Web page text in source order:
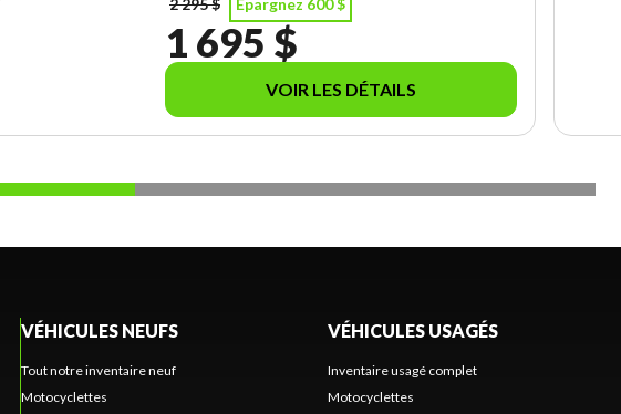
2 295 $ Épargnez 600 $
1 695 $
VOIR LES DÉTAILS
VÉHICULES NEUFS
Tout notre inventaire neuf
Motocyclettes
VÉHICULES USAGÉS
Inventaire usagé complet
Motocyclettes